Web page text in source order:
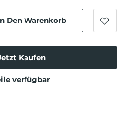
Den Warenkorb
Kaufen
verfügbar